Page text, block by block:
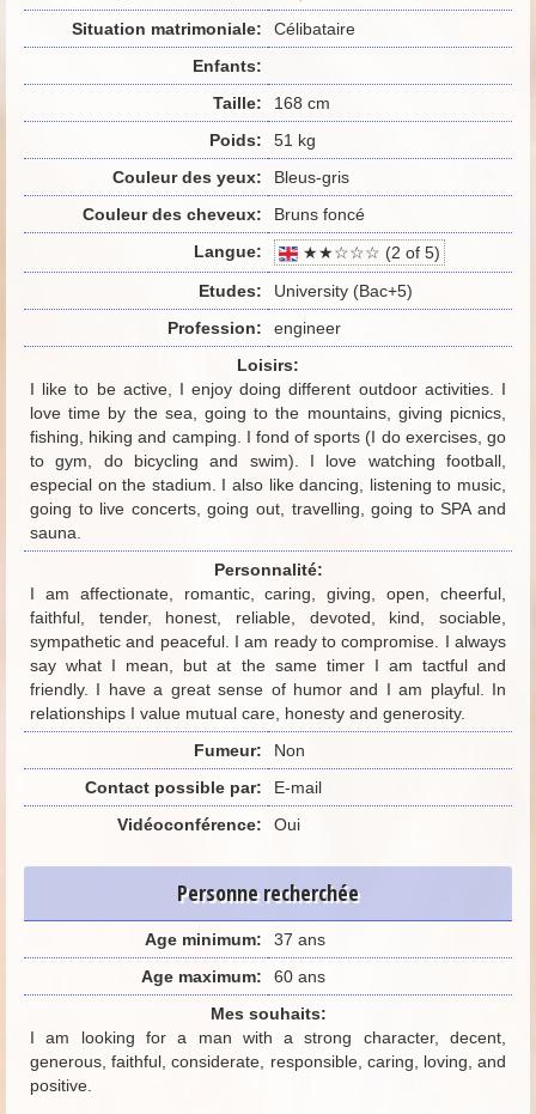
Situation matrimoniale:
Célibataire
Enfants:
Taille:
168 cm
Poids:
51 kg
Couleur des yeux:
Bleus-gris
Couleur des cheveux:
Bruns foncé
Langue:
★★☆☆☆ (2 of 5)
Etudes:
University (Bac+5)
Profession:
engineer
Loisirs:
I like to be active, I enjoy doing different outdoor activities. I
love time by the sea, going to the mountains, giving picnics,
fishing, hiking and camping. I fond of sports (I do exercises, go
to gym, do bicycling and swim). I love watching football,
especial on the stadium. I also like dancing, listening to music,
going to live concerts, going out, travelling, going to SPA and
sauna.
Personnalité:
I am affectionate, romantic, caring, giving, open, cheerful,
faithful, tender, honest, reliable, devoted, kind, sociable,
sympathetic and peaceful. I am ready to compromise. I always
say what I mean, but at the same timer I am tactful and
friendly. I have a great sense of humor and I am playful. In
relationships I value mutual care, honesty and generosity.
Fumeur:
Non
Contact possible par:
E-mail
Vidéoconférence:
Oui
Personne recherchée
Age minimum:
37 ans
Age maximum:
60 ans
Mes souhaits:
I am looking for a man with a strong character, decent,
generous, faithful, considerate, responsible, caring, loving, and
positive.